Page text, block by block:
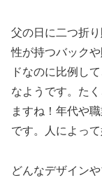
父の日に二つ折
性が持つバック
ドなのに比例し
なようです。た
ますね！年代や
です。人によっ
どんなデザイン